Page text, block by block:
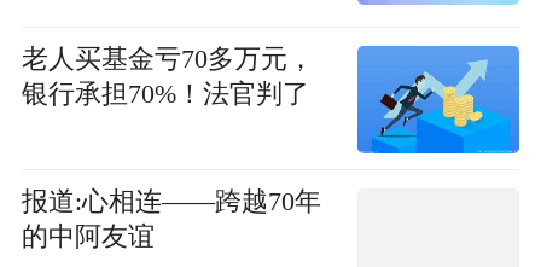
老人买基金亏70多万元，
银行承担70%！法官判了
报道:心相连——跨越70年
的中阿友谊